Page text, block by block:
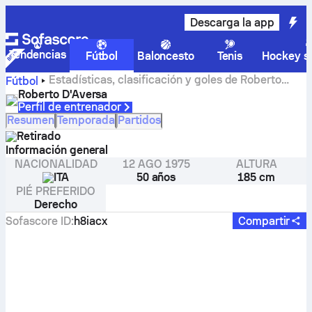
Descarga la app
Tendencias Fútbol Baloncesto Tenis
Hockey
Fútbol
Estadísticas, clasificación y goles de Roberto
D'Aversa
Roberto D'Aversa
Perfil de entrenador
Resumen Temporada Partidos
Retirado
Información general
NACIONALIDAD
ITA
12 AGO 1975
50 años
ALTURA
185 cm
PIÉ PREFERIDO
Derecho
Sofascore ID:h8iacx Compartir